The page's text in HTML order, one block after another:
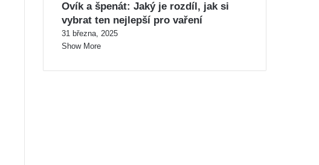
Ovík a špenát: Jaký je rozdíl, jak si
vybrat ten nejlepší pro vaření
31 března, 2025
Show More